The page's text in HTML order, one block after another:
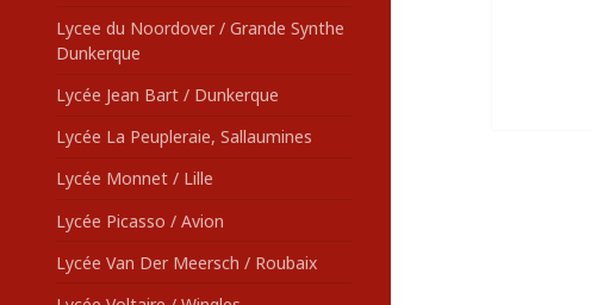
Lycee du Noordover / Grande Synthe
Dunkerque
Lycée Jean Bart / Dunkerque
Lycée La Peupleraie, Sallaumines
Lycée Monnet / Lille
Lycée Picasso / Avion
Lycée Van Der Meersch / Roubaix